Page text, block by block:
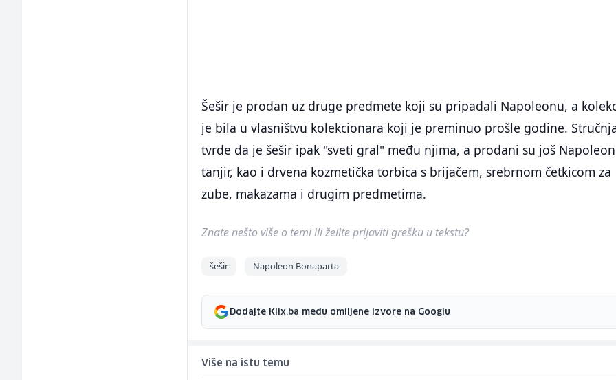
Šešir je prodan uz druge predmete koji su pripadali Napoleonu, a
je bila u vlasništvu kolekcionara koji je preminuo prošle godine.
tvrde da je šešir ipak "sveti gral" među njima, a prodani su još
tanjir, kao i drvena kozmetička torbica s brijačem, srebrnom četkicom za
zube, makazama i drugim predmetima.
Znate nešto više o temi ili želite prijaviti grešku u tekstu?
šešir Napoleon Bonaparta
Dodajte Klix.ba među omiljene izvore na Googlu
Više na istu temu